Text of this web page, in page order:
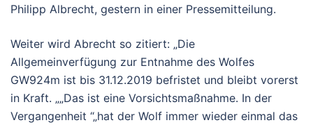
Philipp Albrecht, gestern in einer Pressemitteilung.
Weiter wird Abrecht so zitiert: „Die
Allgemeinverfügung zur Entnahme des Wolfes
GW924m ist bis 31.12.2019 befristet und bleibt vorerst
in Kraft.
„Das ist eine Vorsichtsmaßnahme. In der
Vergangenheit
hat der Wolf immer wieder einmal das